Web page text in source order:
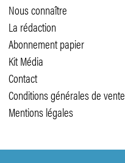
Nous connaître
La rédaction
Abonnement papier
Kit Média
Contact
Conditions générales de vente
Mentions légales